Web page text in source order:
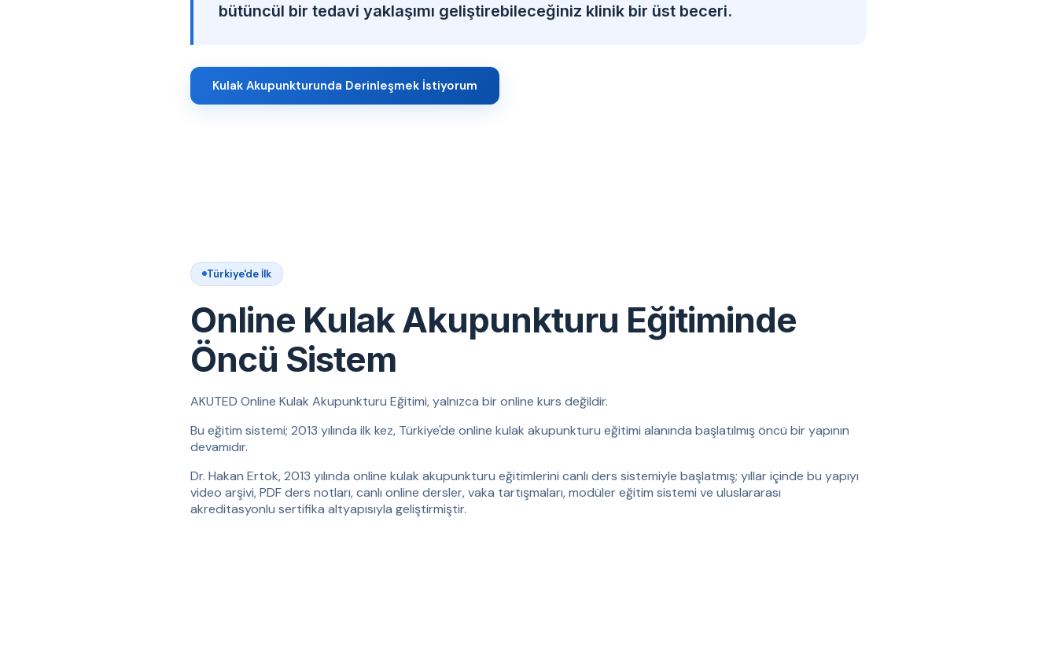
bütüncül bir tedavi yaklaşımı geliştirebileceğiniz klinik bir üst beceri.
Kulak Akupunkturunda Derinleşmek İstiyorum
Türkiye'de İlk
Online Kulak Akupunkturu Eğitiminde
Öncü Sistem
AKUTED Online Kulak Akupunkturu Eğitimi, yalnızca bir online kurs değildir.
Bu eğitim sistemi; 2013 yılında ilk kez, Türkiye'de online kulak akupunkturu eğitimi alanında başlatılmış öncü bir yapının
devamıdır.
Dr. Hakan Ertok, 2013 yılında online kulak akupunkturu eğitimlerini canlı ders sistemiyle başlatmış; yıllar içinde bu yapıyı
video arşivi, PDF ders notları, canlı online dersler, vaka tartışmaları, modüler eğitim sistemi ve uluslararası
akreditasyonlu sertifika altyapısıyla geliştirmiştir.